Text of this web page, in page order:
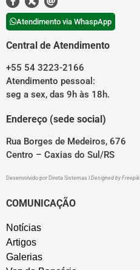
Atendimento via WhaspApp
Central de Atendimento
+55 54 3223-2166
Atendimento pessoal:
seg a sex, das 9h às 18h.
Endereço (sede social)
Rua Borges de Medeiros, 676
Centro – Caxias do Sul/RS
Desenvolvido por Direta Sistemas Designed by Freepik
COMUNICAÇÃO
Notícias
Artigos
Galerias